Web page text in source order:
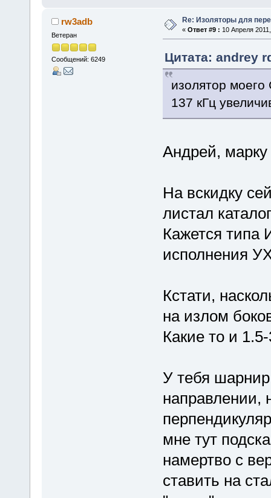
rw3adb
Ветеран
Сообщений: 6249
Re: Изоляторы для
« Ответ #9 : 10 Апреля
Цитата: andrey
изолятор
137 кГц
Андрей,
На вскидку
листал
Кажется типа
исполнения
Кстати,
на излом
Какие то и
У тебя шарнир
направлении,
мне тут
намертво с
ставить на